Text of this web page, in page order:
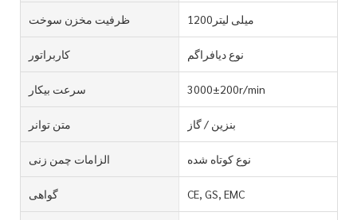
ظرفیت مخزن سوخت میلی لیتر1200
کاربراتور نوع دیافراگم
سرعت بیکار 3000±200r/min
متن توانر بنزین / گاز
الزامات چمن زنی نوع کوتاه شده
گواهی CE, GS, EMC